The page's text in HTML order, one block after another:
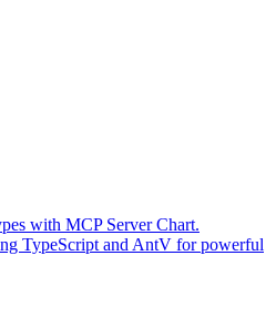
with MCP Server Chart.
TypeScript and AntV for powerful